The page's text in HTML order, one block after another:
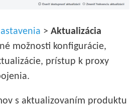
>Aktualizácia
možnosti konfigurácie,
prístup k proxy
s aktualizovaním produktu